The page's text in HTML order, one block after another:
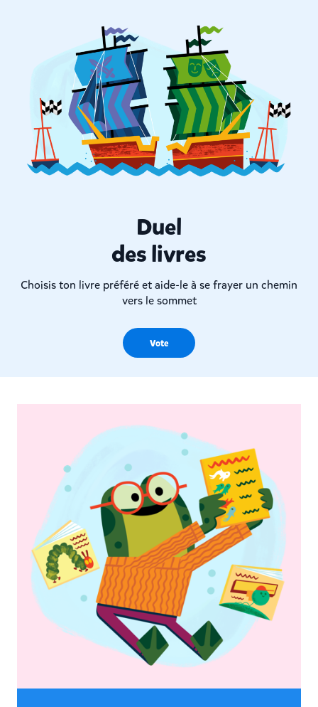
Duel
des livres
Choisis ton livre préféré et aide-le à se frayer un chemin
vers le sommet
Vote